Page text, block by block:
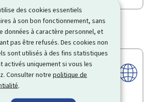
des cookies essentiels
à son bon fonctionnement, sans
données à caractère personnel, et
pas être refusés. Des cookies non
sont utilisés à des fins statistiques
activés uniquement si vous les
Consulter notrepolitique de
.
rectification en cas
la demande de
du congé politique
l’année 2025 (pour